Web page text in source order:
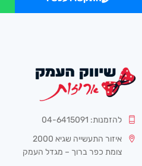
להזמנות: 04-6415091
איזור התעשייה שגיא 2000
צומת כפר ברוך – מגדל העמק